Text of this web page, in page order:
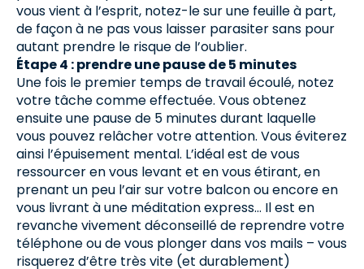
vous vient à l’esprit, notez-le sur une feuille à part,
de façon à ne pas vous laisser parasiter sans pour
autant prendre le risque de l’oublier.
Étape 4 : prendre une pause de 5 minutes
Une fois le premier temps de travail écoulé, notez
votre tâche comme effectuée. Vous obtenez
ensuite une pause de 5 minutes durant laquelle
vous pouvez relâcher votre attention. Vous éviterez
ainsi l’épuisement mental. L’idéal est de vous
ressourcer en vous levant et en vous étirant, en
prenant un peu l’air sur votre balcon ou encore en
vous livrant à une méditation express… Il est en
revanche vivement déconseillé de reprendre votre
téléphone ou de vous plonger dans vos mails – vous
risquerez d’être très vite (et durablement)